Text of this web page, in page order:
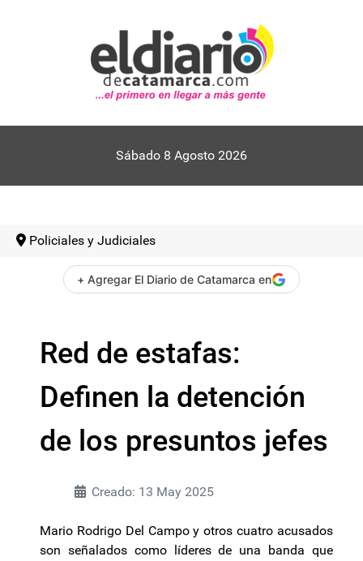
Sábado 8 Agosto 2026
Policiales y Judiciales
+ Agregar El Diario de Catamarca en
Red de estafas:
Definen la detención
de los presuntos jefes
Creado: 13 May 2025
Mario Rodrigo Del Campo y otros cuatro acusados
son señalados como líderes de una banda que